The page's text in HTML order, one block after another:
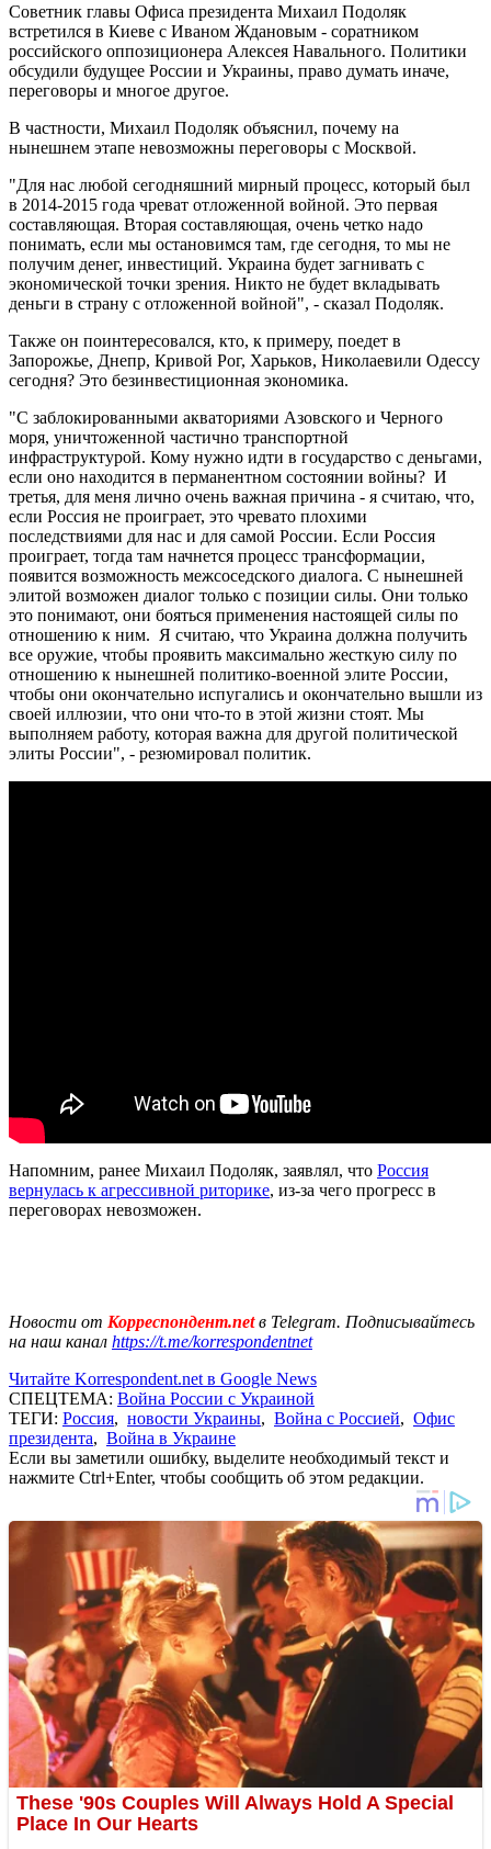
Советник главы Офиса президента Михаил Подоляк
встретился в Киеве с Иваном Ждановым - соратником
российского оппозиционера Алексея Навального. Политики
обсудили будущее России и Украины, право думать иначе,
переговоры и многое другое.
В частности, Михаил Подоляк объяснил, почему на
нынешнем этапе невозможны переговоры с Москвой.
"Для нас любой сегодняшний мирный процесс, который был
в 2014-2015 года чреват отложенной войной. Это первая
составляющая. Вторая составляющая, очень четко надо
понимать, если мы остановимся там, где сегодня, то мы не
получим денег, инвестиций. Украина будет загнивать с
экономической точки зрения. Никто не будет вкладывать
деньги в страну с отложенной войной", - сказал Подоляк.
Также он поинтересовался, кто, к примеру, поедет в
Запорожье, Днепр, Кривой Рог, Харьков, Николаевили Одессу
сегодня? Это безинвестиционная экономика.
"С заблокированными акваториями Азовского и Черного
моря, уничтоженной частично транспортной
инфраструктурой. Кому нужно идти в государство с деньгами,
если оно находится в перманентном состоянии войны? И
третья, для меня лично очень важная причина - я считаю, что,
если Россия не проиграет, это чревато плохими
последствиями для нас и для самой России. Если Россия
проиграет, тогда там начнется процесс трансформации,
появится возможность межсоседского диалога. С нынешней
элитой возможен диалог только с позиции силы. Они только
это понимают, они бояться применения настоящей силы по
отношению к ним. Я считаю, что Украина должна получить
все оружие, чтобы проявить максимально жесткую силу по
отношению к нынешней политико-военной элите России,
чтобы они окончательно испугались и окончательно вышли из
своей иллюзии, что они что-то в этой жизни стоят. Мы
выполняем работу, которая важна для другой политической
элиты России", - резюмировал политик.
Напомним, ранее Михаил Подоляк, заявлял, что Россия
вернулась к агрессивной риторике, из-за чего прогресс в
переговорах невозможен.
Новости от Корреспондент.netв Telegram. Подписывайтесь
на наш канал https://t.me/korrespondentnet
Читайте Korrespondent.net в Google News
СПЕЦТЕМА: Война России с Украиной
ТЕГИ: Россия, новости Украины, Война с Россией, Офис
президента, Война в Украине
Если вы заметили ошибку, выделите необходимый текст и
нажмите Ctrl+Enter, чтобы сообщить об этом редакции.